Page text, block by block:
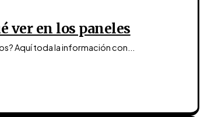
ver en los paneles
Aquí toda la información con...